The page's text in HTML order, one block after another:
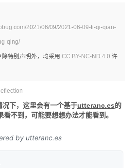
2021/06/09/2021-06-09-ti-qi-qian-
qing/
特别声明外，均采用 CC BY-NC-ND 4.0 许
下，这里会有一个基于utteranc.es的
看不到，可能要想想办法才能看到。